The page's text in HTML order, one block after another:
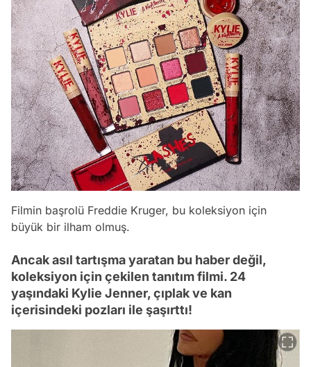
Filmin başrolü Freddie Kruger, bu koleksiyon için
büyük bir ilham olmuş.
Ancak asıl tartışma yaratan bu haber değil,
koleksiyon için çekilen tanıtım filmi. 24
yaşındaki Kylie Jenner, çıplak ve kan
içerisindeki pozları ile şaşırttı!